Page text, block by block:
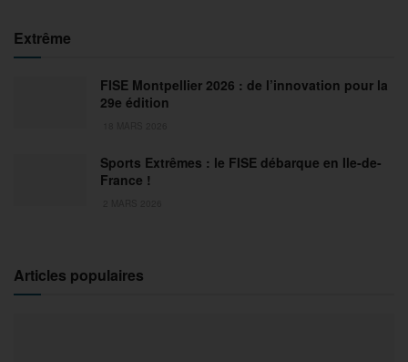
Extrême
FISE Montpellier 2026 : de l’innovation pour la
29e édition
Sports Extrêmes : le FISE débarque en Ile-de-
France !
Articles populaires